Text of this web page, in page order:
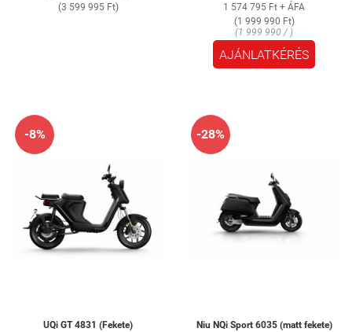
(3 599 995 Ft)
1 574 795 Ft + ÁFA
(1 999 990 Ft)
(1 999 990 / )
AJÁNLATKÉRÉS
-8%
UQi GT 4831 (Fekete)
-28%
Niu NQi Sport 6035 (matt fekete)